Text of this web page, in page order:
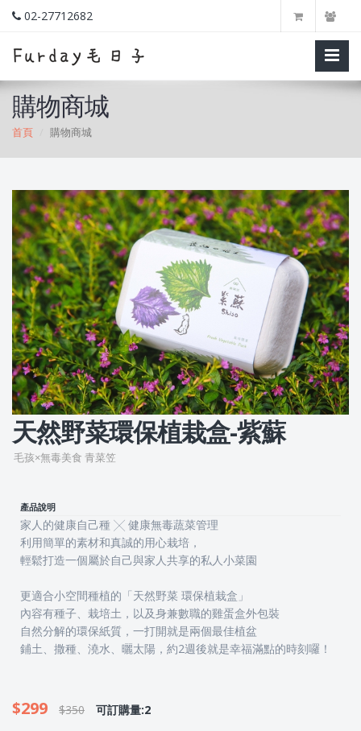
02-27712682
購物商城
首頁 購物商城
天然野菜環保植栽盒-紫蘇
毛孩×無毒美食 青菜笠
產品說明
家人的健康自己種 ╳ 健康無毒蔬菜管理
利用簡單的素材和真誠的用心栽培，
輕鬆打造一個屬於自己與家人共享的私人小菜園
更適合小空間種植的「天然野菜 環保植栽盒」
內容有種子、栽培土，以及身兼數職的雞蛋盒外包裝
自然分解的環保紙質，一打開就是兩個最佳植盆
鋪土、撒種、澆水、曬太陽，約2週後就是幸福滿點的時刻囉！
$299 $350 可訂購量:2